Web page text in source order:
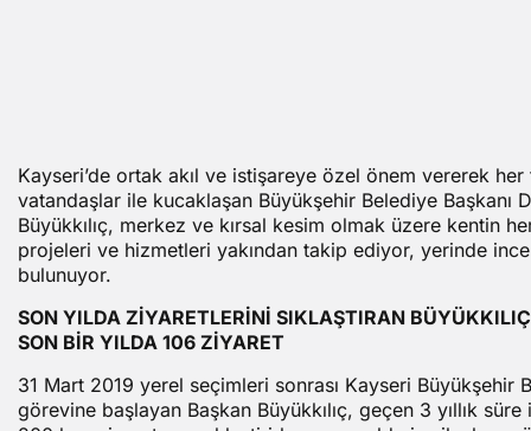
Kayseri’de ortak akıl ve istişareye özel önem vererek her
vatandaşlar ile kucaklaşan Büyükşehir Belediye Başkanı
Büyükkılıç, merkez ve kırsal kesim olmak üzere kentin
projeleri ve hizmetleri yakından takip ediyor, yerinde
bulunuyor.
SON YILDA ZİYARETLERİNİ SIKLAŞTIRAN
SON BİR YILDA 106 ZİYARET
31 Mart 2019 yerel seçimleri sonrası Kayseri Büyükşehir
görevine başlayan Başkan Büyükkılıç, geçen 3 yıllık